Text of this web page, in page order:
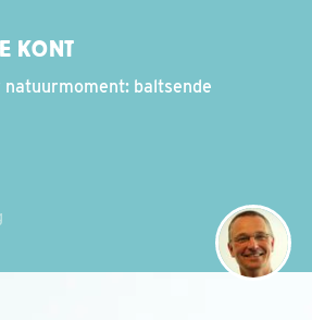
KONT
natuurmoment: baltsende